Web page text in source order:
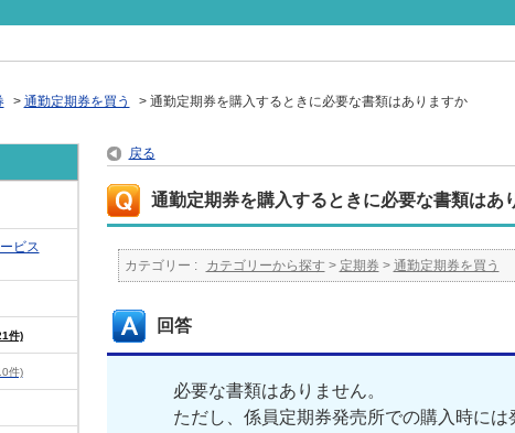
> 通勤定期券を買う > 通勤定期券を購入するときに必要な書類はありますか
ビス
件)
件)
戻る
通勤定期券を購入するときに必要な書類はあ
カテゴリー : カテゴリーから探す > 定期券 > 通勤定期券を買う
回答
必要な書類はありません。
ただし、係員定期券発売所での購入時に